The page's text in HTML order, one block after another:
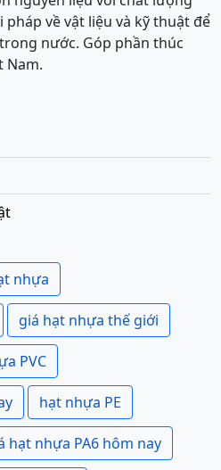
pháp về vật liệu và kỹ thuật để
nước. Góp phần thúc
Nam.
nhựa
giá hạt nhựa thế giới
PVC
hạt nhựa PE
hạt nhựa PA6 hôm nay